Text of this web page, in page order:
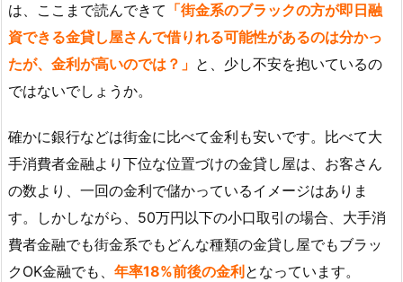
は、ここまで読んできて 「街金系のブラックの方が即日融
資できる金貸し屋さんで借りれる可能性があるのは分かっ
たが、金利が高いのでは？」 と、少し不安を抱いているの
ではないでしょうか。
確かに銀行などは街金に比べて金利も安いです。比べて大
手消費者金融より下位な位置づけの金貸し屋は、お客さん
の数より、一回の金利で儲かっているイメージはありま
す。しかしながら、50万円以下の小口取引の場合、大手消
費者金融でも街金系でもどんな種類の金貸し屋でもブラッ
クOK金融でも、 年率18%前後の金利 となっています。